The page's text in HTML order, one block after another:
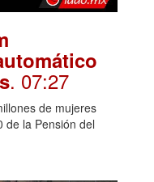
. 07:27
de mujeres
de la Pensión del